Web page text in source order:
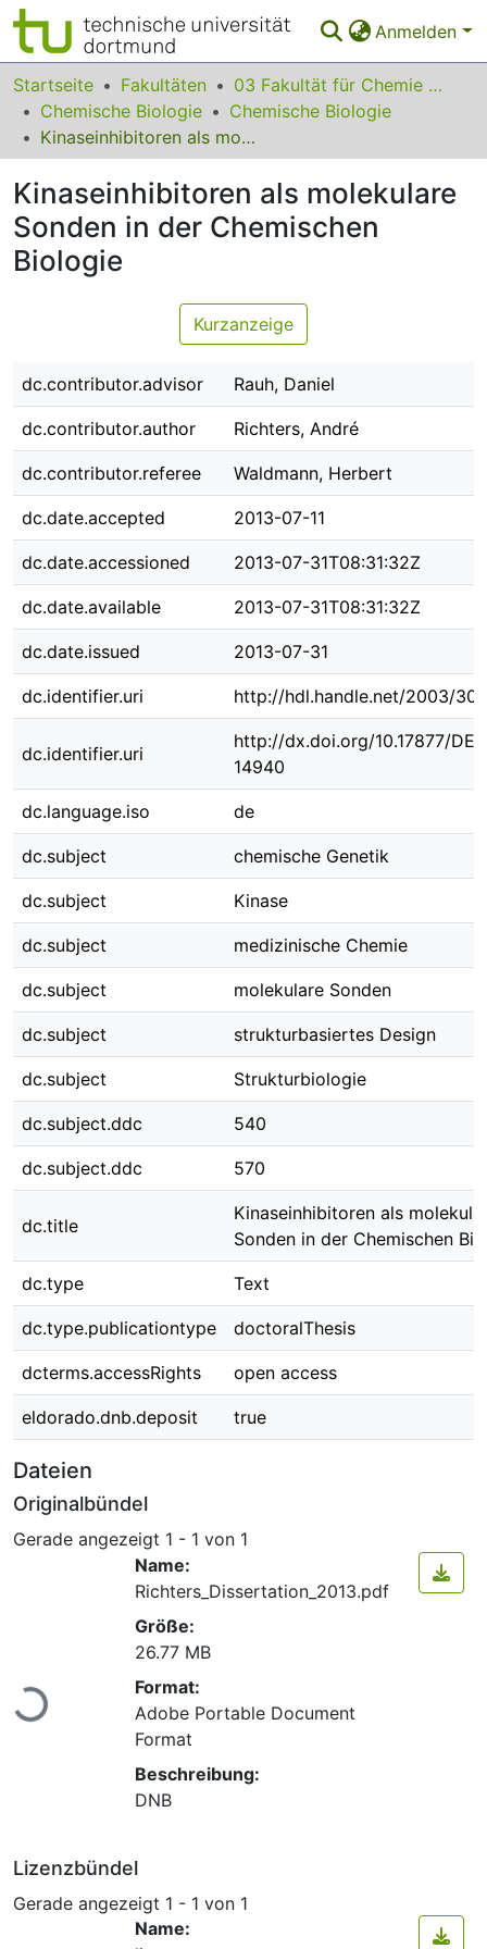
Anmelden
Bereiche & Sammlungen
Das gesamte Repositorium
FAQ
Leitlinien
Zurück zur Startseite
Startseite Fakultäten
03 Fakultät für Chemie und Chemische Biologie
Chemische Biologie
Chemische Biologie
Kinaseinhibitoren als molekulare Sonden in der Chemischen Biologie
Kinaseinhibitoren als molekulare
Sonden in der Chemischen
Biologie
Kurzanzeige
dc.contributor.advisor Rauh, Daniel
dc.contributor.author Richters, André
dc.contributor.referee Waldmann, Herbert
dc.date.accepted 2013-07-11
dc.date.accessioned 2013-07-31T08:31:32Z
dc.date.available 2013-07-31T08:31:32Z
dc.date.issued 2013-07-31
dc.identifier.uri http://hdl.handle.net/2003/
dc.identifier.uri
http://dx.doi.org/10.17877/
14940
dc.language.iso de
dc.subject chemische Genetik
dc.subject Kinase
dc.subject medizinische Chemie
dc.subject molekulare Sonden
dc.subject strukturbasiertes Design
dc.subject Strukturbiologie
dc.subject.ddc 540
dc.subject.ddc 570
dc.title
Kinaseinhibitoren als
Sonden in der Chemischen
dc.type Text
dc.type.publicationtype doctoralThesis
dcterms.accessRights open access
eldorado.dnb.deposit true
Dateien
Originalbündel
Gerade angezeigt 1 - 1 von 1
Lade...
Name:
Richters_Dissertation_2013.pdf
Größe:
26.77 MB
Format:
Adobe Portable Document
Format
Beschreibung:
DNB
Lizenzbündel
Gerade angezeigt 1 - 1 von 1
Name: